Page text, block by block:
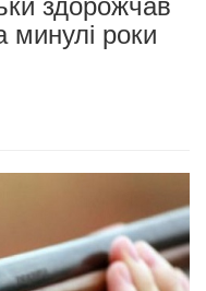
здорожчав
минулі роки